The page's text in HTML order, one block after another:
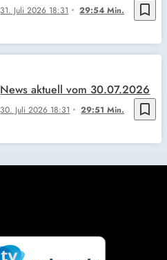
bookmark_border
31. Juli 2026 18:31 29:54 Min.
bookmark_border
30. Juli 2026 18:31 29:51 Min.
News aktuell vom 30.07.2026